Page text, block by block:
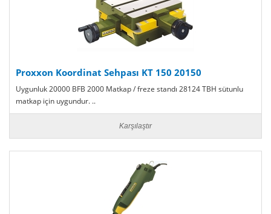
Proxxon Koordinat Sehpası KT 150 20150
Uygunluk 20000 BFB 2000 Matkap / freze standı 28124 TBH sütunlu
matkap için uygundur. ..
Karşılaştır